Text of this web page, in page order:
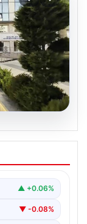
▲ +0.06%
▼ -0.08%